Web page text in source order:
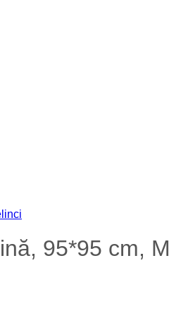
95*95 cm,